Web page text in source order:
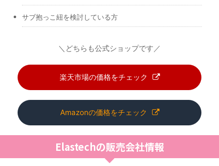
サブ抱っこ紐を検討している方
＼どちらも公式ショップです／
楽天市場の価格をチェック
Amazonの価格をチェック
Elastechの販売会社情報